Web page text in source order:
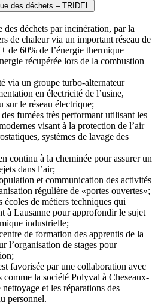
des déchets – TRIDEL
déchets par incinération, par la
de chaleur via un important réseau de
de 60% de l’énergie thermique
récupérée lors de la combustion
via un groupe turbo-alternateur
en électricité de l’usine,
sur le réseau électrique;
fumées très performant utilisant les
visant à la protection de l’air
systèmes de lavage des
continu à la cheminée pour assurer un
dans l’air;
et communication des activités
régulière de «portes ouvertes»;
écoles de métiers techniques qui
à Lausanne pour approfondir le sujet
industrielle;
de formation des apprentis de la
l’organisation de stages pour
favorisée par une collaboration avec
comme la société Polyval à Cheseaux-
et les réparations des
personnel.